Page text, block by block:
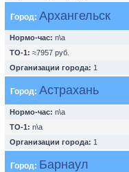
Город: Архангельск
Нормо-час: n\a
ТО-1: ≈7957 руб.
Организации города: 1
Город: Астрахань
Нормо-час: n\a
ТО-1: n\a
Организации города: 1
Город: Барнаул